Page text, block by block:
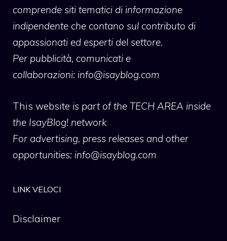
comprende siti tematici di informazione
indipendente che contano sul contributo di
appassionati ed esperti del settore.
Per pubblicità, comunicati e
collaborazioni: info@isayblog.com
This website is part of the TECH AREA inside
the IsayBlog! network
For advertising, press releases and other
opportunities: info@isayblog.com
LINK VELOCI
Disclaimer